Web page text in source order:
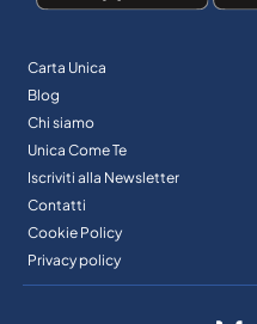
Carta Unica
Blog
Chi siamo
Unica Come Te
Iscriviti alla Newsletter
Contatti
Cookie Policy
Privacy policy